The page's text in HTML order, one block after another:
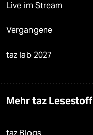
Live im Stream
Vergangene
taz lab 2027
Mehr taz Lesestoff